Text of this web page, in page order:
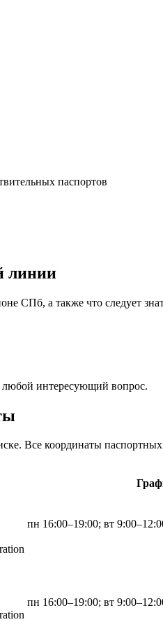
паспортов
линии
СПб, а также что следует
любой интересующий вопрос.
Все координаты
пн 16:00–19:00; вт
пн 16:00–19:00; вт